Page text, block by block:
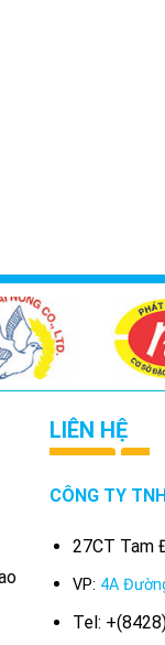
LIÊN HỆ
CÔNG TY
27CT Tam
VP: 4A
Tel: